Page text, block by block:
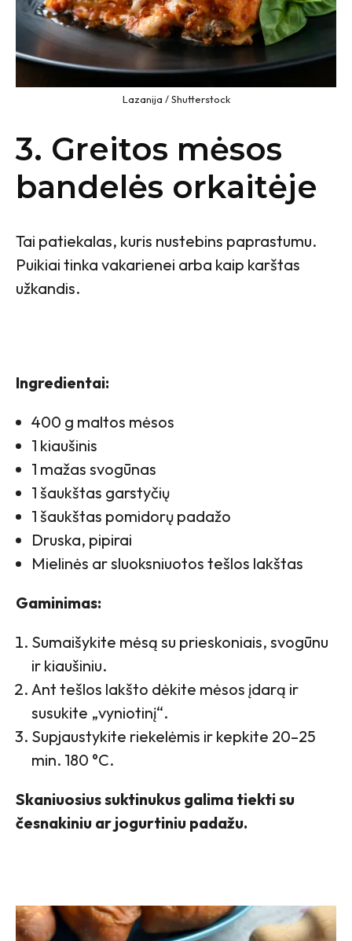
Lazanija / Shutterstock
3. Greitos mėsos
bandelės orkaitėje
Tai patiekalas, kuris nustebins paprastumu.
Puikiai tinka vakarienei arba kaip karštas
užkandis.
Ingredientai:
400 g maltos mėsos
1 kiaušinis
1 mažas svogūnas
1 šaukštas garstyčių
1 šaukštas pomidorų padažo
Druska, pipirai
Mielinės ar sluoksniuotos tešlos lakštas
Gaminimas:
Sumaišykite mėsą su prieskoniais, svogūnu
ir kiaušiniu.
Ant tešlos lakšto dėkite mėsos įdarą ir
susukite „vyniotinį“.
Supjaustykite riekelėmis ir kepkite 20–25
min. 180 °C.
Skaniuosius suktinukus galima tiekti su
česnakiniu ar jogurtiniu padažu.